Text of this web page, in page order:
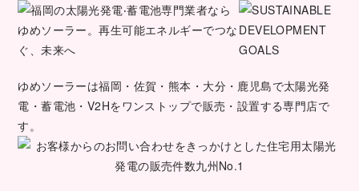
ゆめソーラーは福岡・佐賀・熊本・大分・鹿児島で太陽光発
電・蓄電池・V2Hをワンストップで販売・設置する専門店で
す。